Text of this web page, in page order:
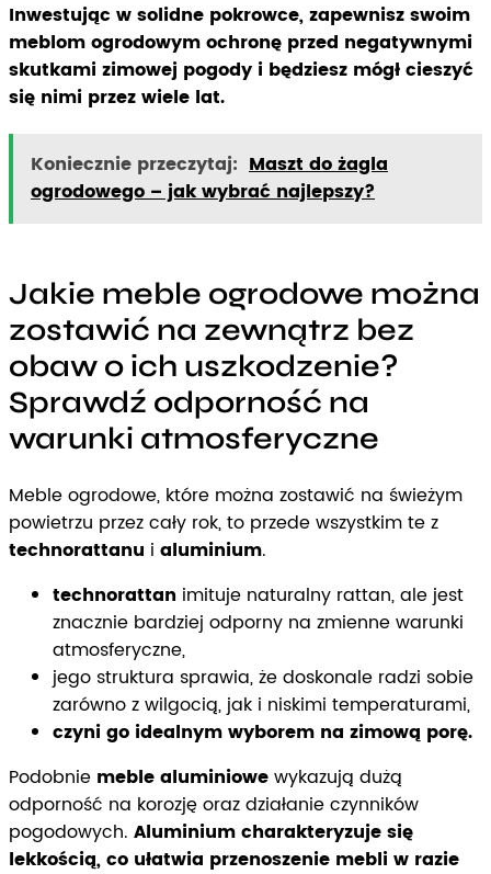
Inwestując w solidne pokrowce, zapewnisz swoim
meblom ogrodowym ochronę przed negatywnymi
skutkami zimowej pogody i będziesz mógł cieszyć
się nimi przez wiele lat.
Koniecznie przeczytaj: Maszt do żagla
ogrodowego – jak wybrać najlepszy?
Jakie meble ogrodowe można
zostawić na zewnątrz bez
obaw o ich uszkodzenie?
Sprawdź odporność na
warunki atmosferyczne
Meble ogrodowe, które można zostawić na świeżym
powietrzu przez cały rok, to przede wszystkim te z
technorattanu i aluminium.
technorattan imituje naturalny rattan, ale jest
znacznie bardziej odporny na zmienne warunki
atmosferyczne,
jego struktura sprawia, że doskonale radzi sobie
zarówno z wilgocią, jak i niskimi temperaturami,
czyni go idealnym wyborem na zimową porę.
Podobnie meble aluminiowewykazują dużą
odporność na korozję oraz działanie czynników
pogodowych. Aluminium charakteryzuje się
lekkością, co ułatwia przenoszenie mebli w razie